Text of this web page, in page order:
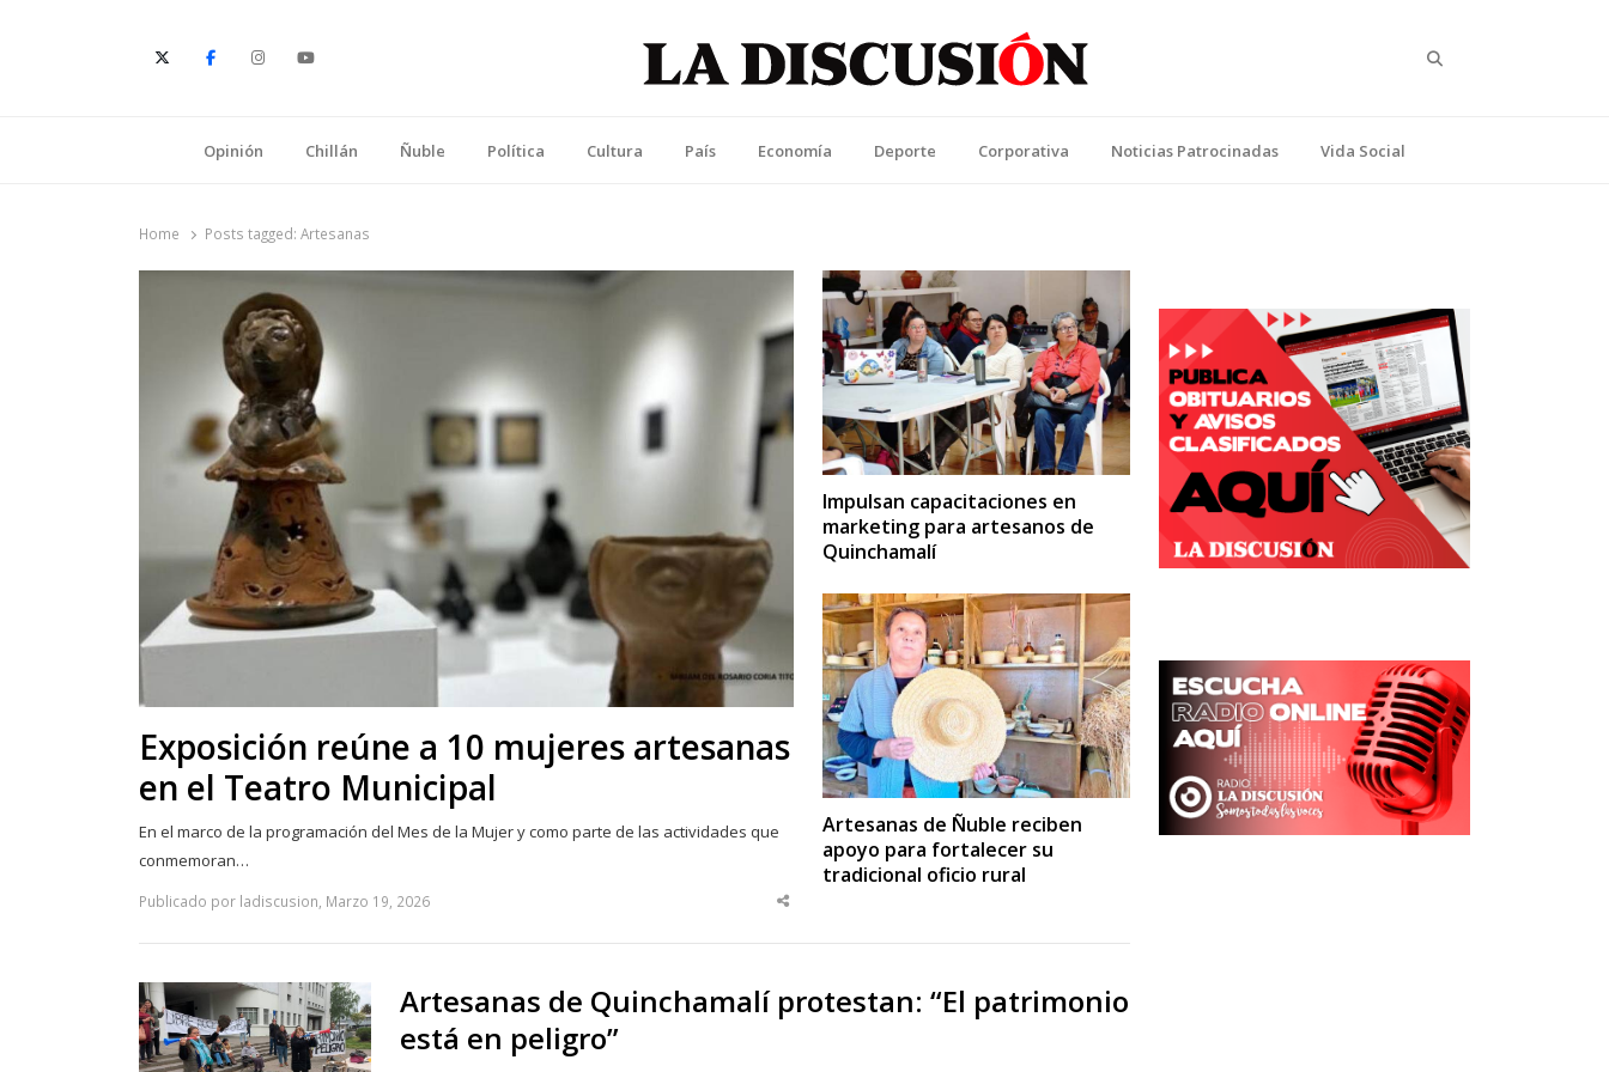
Opinión Chillán Ñuble Política Cultura País Economía Deporte Corporativa Noticias Patrocinadas Vida Social
Home Posts tagged: Artesanas
Exposición reúne a 10 mujeres artesanas
en el Teatro Municipal
En el marco de la programación del Mes de la Mujer y como parte de las actividades que
conmemoran…
Publicado por ladiscusion, Marzo 19, 2026
Share
Impulsan capacitaciones en
marketing para artesanos de
Quinchamalí
Artesanas de Ñuble reciben
apoyo para fortalecer su
tradicional oficio rural
Artesanas de Quinchamalí protestan: “El patrimonio
está en peligro”